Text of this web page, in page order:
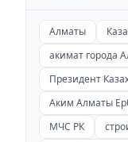
Алматы
акимат города
Президент
Аким Алматы
МЧС РК